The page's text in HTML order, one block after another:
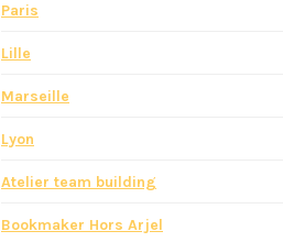
Paris
Lille
Marseille
Lyon
Atelier team building
Bookmaker Hors Arjel